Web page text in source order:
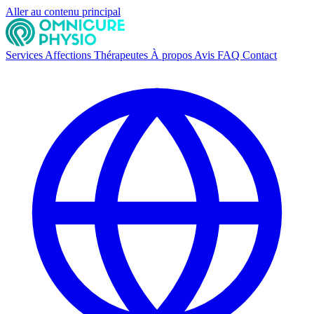
Aller au contenu principal
Services Affections Thérapeutes À propos Avis FAQ Contact